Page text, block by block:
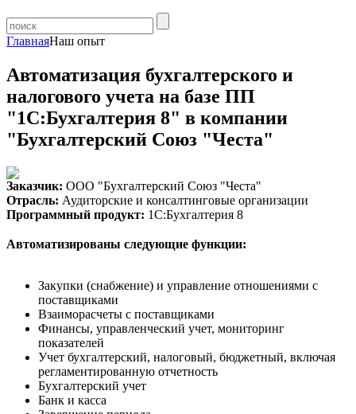
ГлавнаяНаш опыт
Автоматизация бухгалтерского и
налогового учета на базе ПП
"1С:Бухгалтерия 8" в компании
"Бухгалтерский Союз "Честа"
Заказчик: ООО "Бухгалтерский Союз "Честа"
Отрасль: Аудиторские и консалтинговые организации
Программный продукт: 1С:Бухгалтерия 8
Автоматизированы следующие функции:
Закупки (снабжение) и управление отношениями с
поставщиками
Взаиморасчеты с поставщиками
Финансы, управленческий учет, мониторинг
показателей
Учет бухгалтерский, налоговый, бюджетный, включая
регламентированную отчетность
Бухгалтерский учет
Банк и касса